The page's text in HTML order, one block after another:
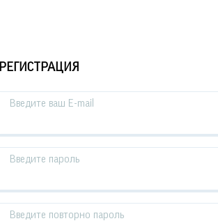
РЕГИСТРАЦИЯ
Введите ваш E-mail
Введите пароль
Введите повторно пароль